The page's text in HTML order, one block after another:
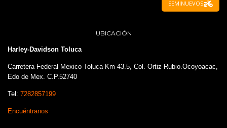
SEMINUEVOS
UBICACIÓN
Harley-Davidson Toluca
Carretera Federal Mexico Toluca Km 43.5, Col. Ortiz Rubio.Ocoyoacac,
Edo de Mex. C.P.52740
Tel: 7282857199
Encuéntranos